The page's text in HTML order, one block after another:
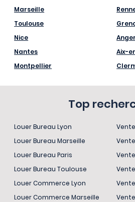
Marseille
Toulouse
Nice
Nantes
Montpellier
Aix-
Top
Louer Bureau Lyon
Louer Bureau Marseille
Louer Bureau Paris
Louer Bureau Toulouse
Louer Commerce Lyon
Louer Commerce Marseille